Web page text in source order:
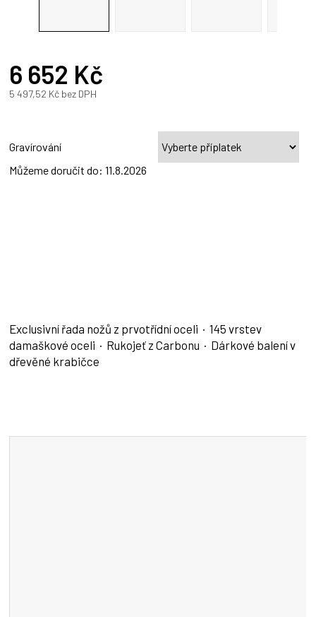
6 652 Kč
5 497,52 Kč bez DPH
Gravírování
Můžeme doručit do: 11.8.2026
Exclusivní řada nožů z prvotřídní oceli · 145 vrstev
damaškové oceli · Rukojeť z Carbonu · Dárkové balení v
dřevěné krabičce